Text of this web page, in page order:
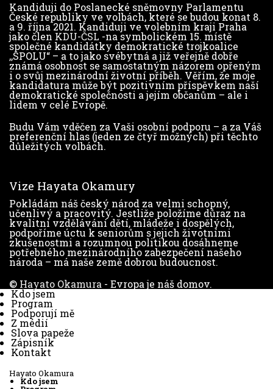
Kandiduji do Poslanecké sněmovny Parlamentu
České republiky ve volbách, které se budou konat 8.
a 9. října 2021. Kandiduji ve volebním kraji Praha
jako člen KDU-ČSL -na symbolickém 15. místě
společné kandidátky demokratické trojkoalice
,,SPOLU“ – a to jako svébytná a již veřejně dobře
známá osobnost se samostatným názorem opřeným
i o svůj mezinárodní životní příběh. Věřím, že moje
kandidatura může být pozitivním příspěvkem naší
demokratické společnosti a jejím občanům – ale i
lidem v celé Evropě.
Budu Vám vděčen za Vaši osobní podporu – a za Váš
preferenční hlas (jeden ze čtyř možných) při těchto
důležitých volbách.
Vize Hayata Okamury
Pokládám náš český národ za velmi schopný,
učenlivý a pracovitý. Jestliže položíme důraz na
kvalitní vzdělávání dětí, mládeže i dospělých,
podpoříme úctu k seniorům s jejich životními
zkušenostmi a rozumnou politikou dosáhneme
potřebného mezinárodního zabezpečení našeho
národa – má naše země dobrou budoucnost.
© Hayato Okamura - Evropa je náš domov.
Kdo jsem
Program
Podporují mě
Z médií
Slova papeže
Zápisník
Kontakt
Hayato Okamura
Kdo jsem